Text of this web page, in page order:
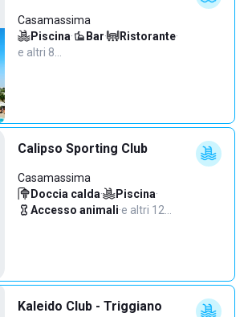
Casamassima
Piscina· Bar· Ristorante·
e altri 8…
Calipso Sporting Club
Casamassima
Doccia calda· Piscina·
Accesso animali·e altri 12…
Kaleido Club - Triggiano